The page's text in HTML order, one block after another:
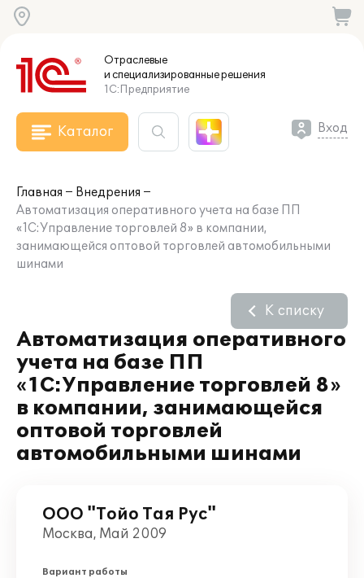
Отраслевые
и специализированныерешения
1С:Предприятие
Каталог Вход
Главная
Внедрения
Автоматизация оперативного учета на базе ПП
«1С:Управление торговлей 8» в компании,
занимающейся оптовой торговлей автомобильными
шинами
Автоматизация оперативного
учета на базе ПП
«1С:Управление торговлей 8»
в компании, занимающейся
оптовой торговлей
автомобильными шинами
К списку
ООО "Тойо Тая Рус"
Москва, Май 2009
Вариант работы